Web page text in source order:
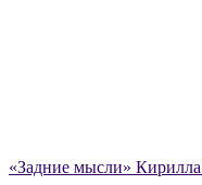
«Задние мысли»